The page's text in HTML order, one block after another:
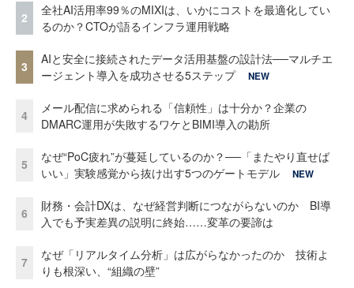
2
全社AI活用率99％のMIXIは、いかにコストを最適化してい
るのか？CTOが語るインフラ運用戦略
3
AIと安全に接続されたデータ活用基盤の設計法──マルチエ
ージェント導入を成功させる5ステップ
NEW
4
メール配信に求められる「信頼性」は十分か？企業の
DMARC運用が失敗するワケとBIMI導入の勘所
5
なぜ“PoC疲れ”が蔓延しているのか？──「またやり直せば
いい」実験感覚から抜け出す5つのゲートモデル
NEW
6
財務・会計DXは、なぜ経営判断につながらないのか BI導
入でも予実差異の説明に終始……変革の要諦は
7
なぜ「リアルタイム分析」は広がらなかったのか 技術よ
りも根深い、“組織の壁”